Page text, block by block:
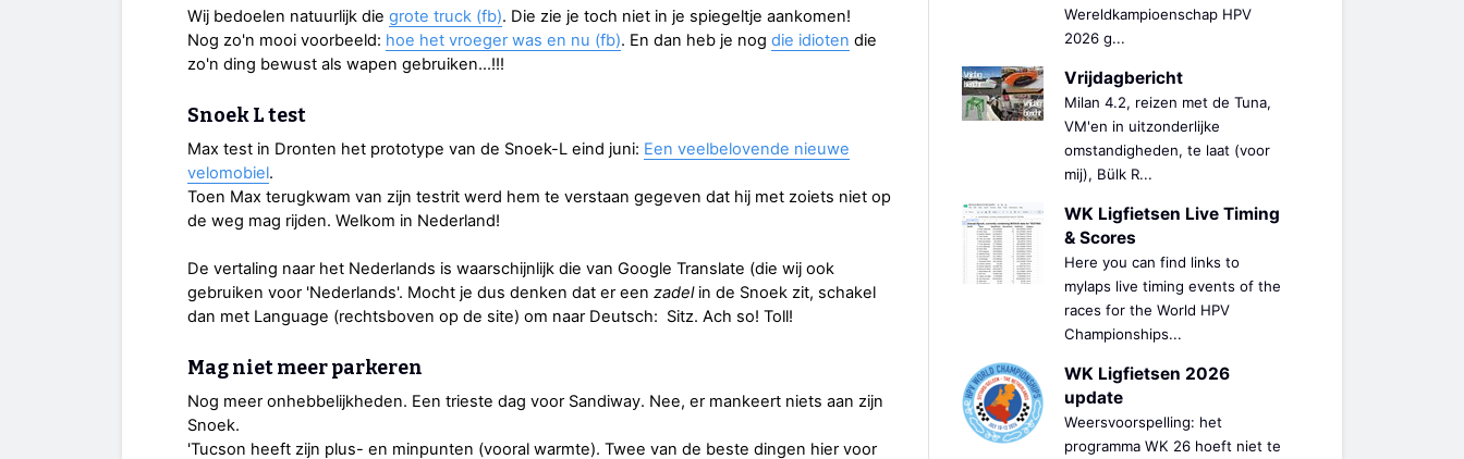
Wij bedoelen natuurlijk die grote truck (fb). Die zie je toch niet in je spiegeltje aankomen!
Nog zo'n mooi voorbeeld: hoe het vroeger was en nu (fb). En dan heb je nog die idioten die
zo'n ding bewust als wapen gebruiken...!!!
Snoek L test
Max test in Dronten het prototype van de Snoek-L eind juni: Een veelbelovende nieuwe
velomobiel.
Toen Max terugkwam van zijn testrit werd hem te verstaan gegeven dat hij met zoiets niet op
de weg mag rijden. Welkom in Nederland!
De vertaling naar het Nederlands is waarschijnlijk die van Google Translate (die wij ook
gebruiken voor 'Nederlands'. Mocht je dus denken dat er een zadelin de Snoek zit, schakel
dan met Language (rechtsboven op de site) om naar Deutsch: Sitz. Ach so! Toll!
Mag niet meer parkeren
Nog meer onhebbelijkheden. Een trieste dag voor Sandiway. Nee, er mankeert niets aan zijn
Snoek.
'Tucson heeft zijn plus- en minpunten (vooral warmte). Twee van de beste dingen hier voor
Wereldkampioenschap HPV
2026 g...
Vrijdagbericht
Milan 4.2, reizen met de Tuna,
VM'en in uitzonderlijke
omstandigheden, te laat (voor
mij), Bülk R...
WK Ligfietsen Live Timing
& Scores
Here you can find links to
mylaps live timing events of the
races for the World HPV
Championships...
WK Ligfietsen 2026
update
Weersvoorspelling: het
programma WK 26 hoeft niet te